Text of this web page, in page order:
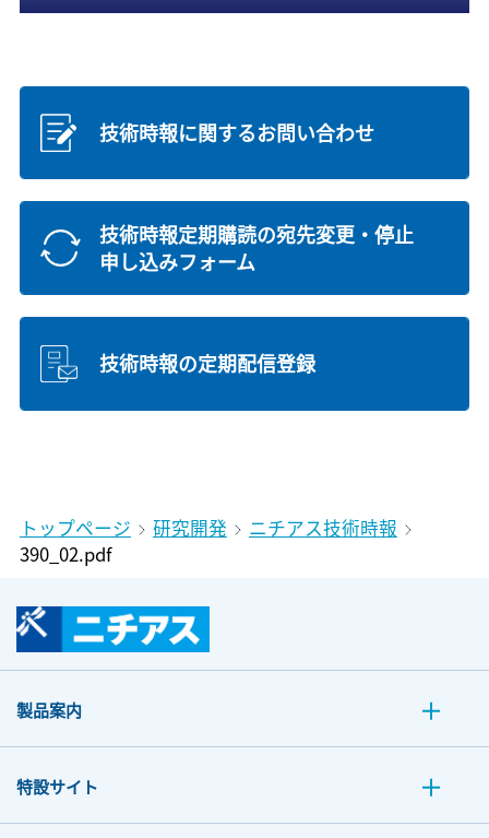
技術時報に関するお問い合わせ
技術時報定期購読の宛先変更・停止
申し込みフォーム
技術時報の定期配信登録
トップページ 研究開発
ニチアス技術時報
390_02.pdf
製品案内
特設サイト